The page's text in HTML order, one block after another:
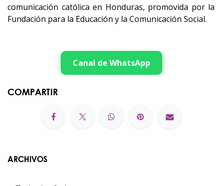
comunicación católica en Honduras, promovida por la
Fundación para la Educación y la Comunicación Social.
Canal de WhatsApp
COMPARTIR
ARCHIVOS